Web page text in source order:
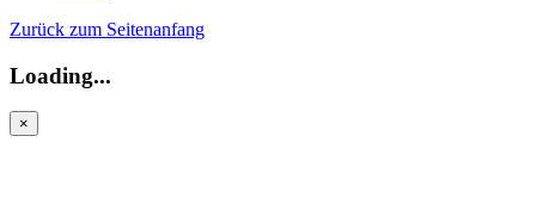
Zurück zum Seitenanfang
Loading...
×